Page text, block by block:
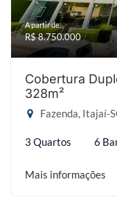
A partir de:
R$ 8.750.000
Cobertura
328m²
Fazenda, Itajaí-
3 Quartos 6
Mais informações